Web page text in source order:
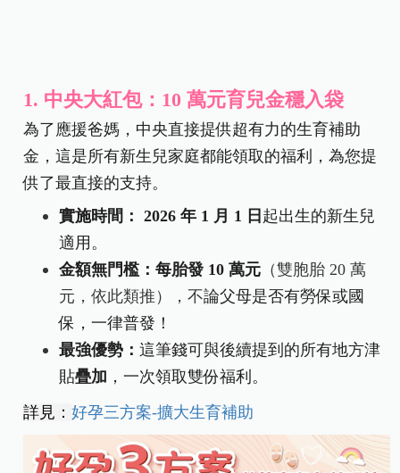
1. 中央大紅包：10 萬元育兒金穩入袋
為了應援爸媽，中央直接提供超有力的生育補助
金，這是所有新生兒家庭都能領取的福利，為您提
供了最直接的支持。
實施時間：
2026年 1 月 1 日 起出生的新生兒
適用。
金額無門檻：每胎發 10 萬元 （雙胞胎 20 萬
元，依此類推），不論父母是否有勞保或國
保，一律普發！
最強優勢：這筆錢可與後續提到的所有地方津
貼疊加 ，一次領取雙份福利。
詳見：好孕三方案-擴大生育補助